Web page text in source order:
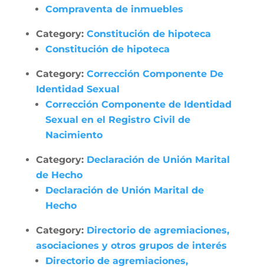
Compraventa de inmuebles
Category: Constitución de hipoteca
Constitución de hipoteca
Category: Corrección Componente De
Identidad Sexual
Corrección Componente de Identidad
Sexual en el Registro Civil de
Nacimiento
Category: Declaración de Unión Marital
de Hecho
Declaración de Unión Marital de
Hecho
Category: Directorio de agremiaciones,
asociaciones y otros grupos de interés
Directorio de agremiaciones,